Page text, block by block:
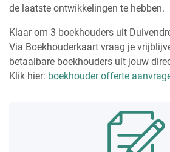
de laatste ontwikkelingen te hebben.
Klaar om 3 boekhouders uit
Via Boekhouderkaart vraag je
betaalbare boekhouders uit jouw
Klik hier: boekhouder offerte